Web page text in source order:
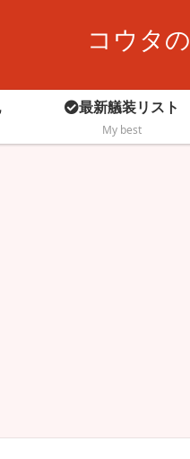
コウタ
最新艤装リスト
My best